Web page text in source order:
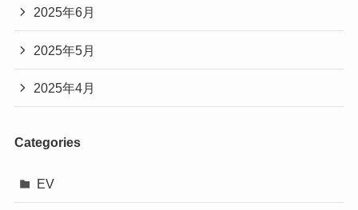
2025年6月
2025年5月
2025年4月
Categories
EV